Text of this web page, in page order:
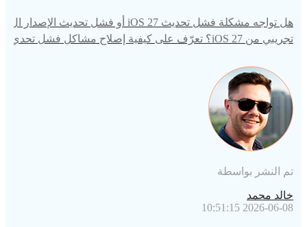
هل تواجه مشكلة فشل تحديث iOS 27 أو فشل تحديث الإصدار ال
تجريبي من iOS 27؟ تعرّف على كيفية إصلاح مشاكل فشل تحدي
orshare ReiBoot إنقاذ جهاز iPhone الخاص بك بسرعة.
تم النشر بواسطة
خالد محمد
2026-06-08 10:51:15